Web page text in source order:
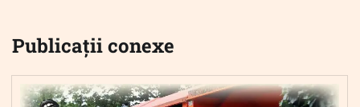
Publicații conexe